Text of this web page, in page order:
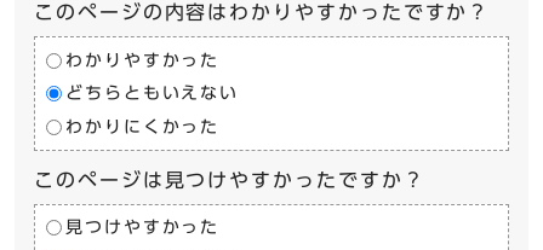
このページの内容はわかりやすかったですか？
わかりやすかった
どちらともいえない
わかりにくかった
このページは見つけやすかったですか？
見つけやすかった